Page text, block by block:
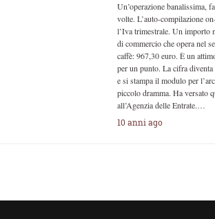
Un’operazione banalissima,
volte. L’auto-compilazione
l’Iva trimestrale. Un importo
di commercio che opera nel
caffè: 967,30 euro. È un
per un punto. La cifra
e si stampa il modulo per
piccolo dramma. Ha versato
all’Agenzia delle Entrate.…
10 anni ago